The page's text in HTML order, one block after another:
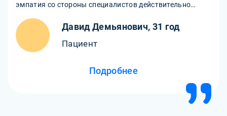
эмпатия со стороны специалистов действительно
Давид Демьянович, 31 год
Пациент
Подробнее